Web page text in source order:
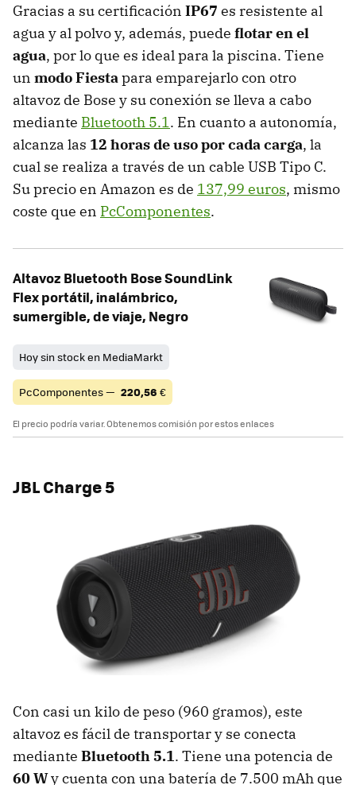
Gracias a su certificación IP67 es resistente al
agua y al polvo y, además, puede flotar en el
agua, por lo que es ideal para la piscina. Tiene
un modo Fiestapara emparejarlo con otro
altavoz de Bose y su conexión se lleva a cabo
mediante Bluetooth 5.1. En cuanto a autonomía,
alcanza las 12 horas de uso por cada carga, la
cual se realiza a través de un cable USB Tipo C.
Su precio en Amazon es de 137,99 euros, mismo
coste que en PcComponentes.
Altavoz Bluetooth Bose SoundLink
Flex portátil, inalámbrico,
sumergible, de viaje, Negro
Hoy sin stock en MediaMarkt
PcComponentes — 220,56 €
El precio podría variar. Obtenemos comisión por estos enlaces
JBL Charge 5
Con casi un kilo de peso (960 gramos), este
altavoz es fácil de transportar y se conecta
mediante Bluetooth 5.1. Tiene una potencia de
60 Wy cuenta con una batería de 7.500 mAh que